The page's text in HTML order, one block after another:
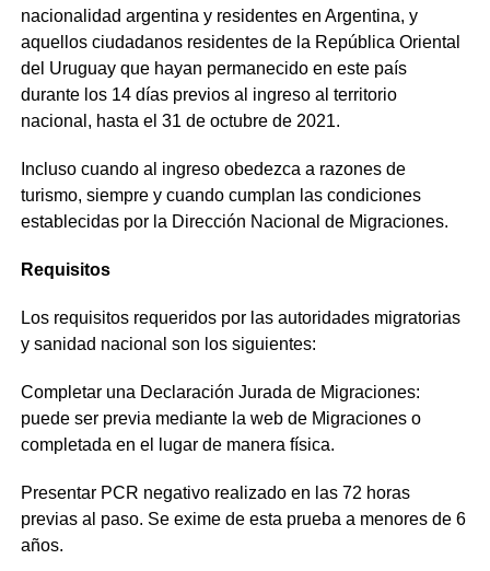
nacionalidad argentina y residentes en Argentina, y
aquellos ciudadanos residentes de la República Oriental
del Uruguay que hayan permanecido en este país
durante los 14 días previos al ingreso al territorio
nacional, hasta el 31 de octubre de 2021.
Incluso cuando al ingreso obedezca a razones de
turismo, siempre y cuando cumplan las condiciones
establecidas por la Dirección Nacional de Migraciones.
Requisitos
Los requisitos requeridos por las autoridades migratorias
y sanidad nacional son los siguientes:
Completar una Declaración Jurada de Migraciones:
puede ser previa mediante la web de Migraciones o
completada en el lugar de manera física.
Presentar PCR negativo realizado en las 72 horas
previas al paso. Se exime de esta prueba a menores de 6
años.